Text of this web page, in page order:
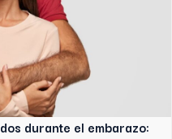
durante el embarazo: